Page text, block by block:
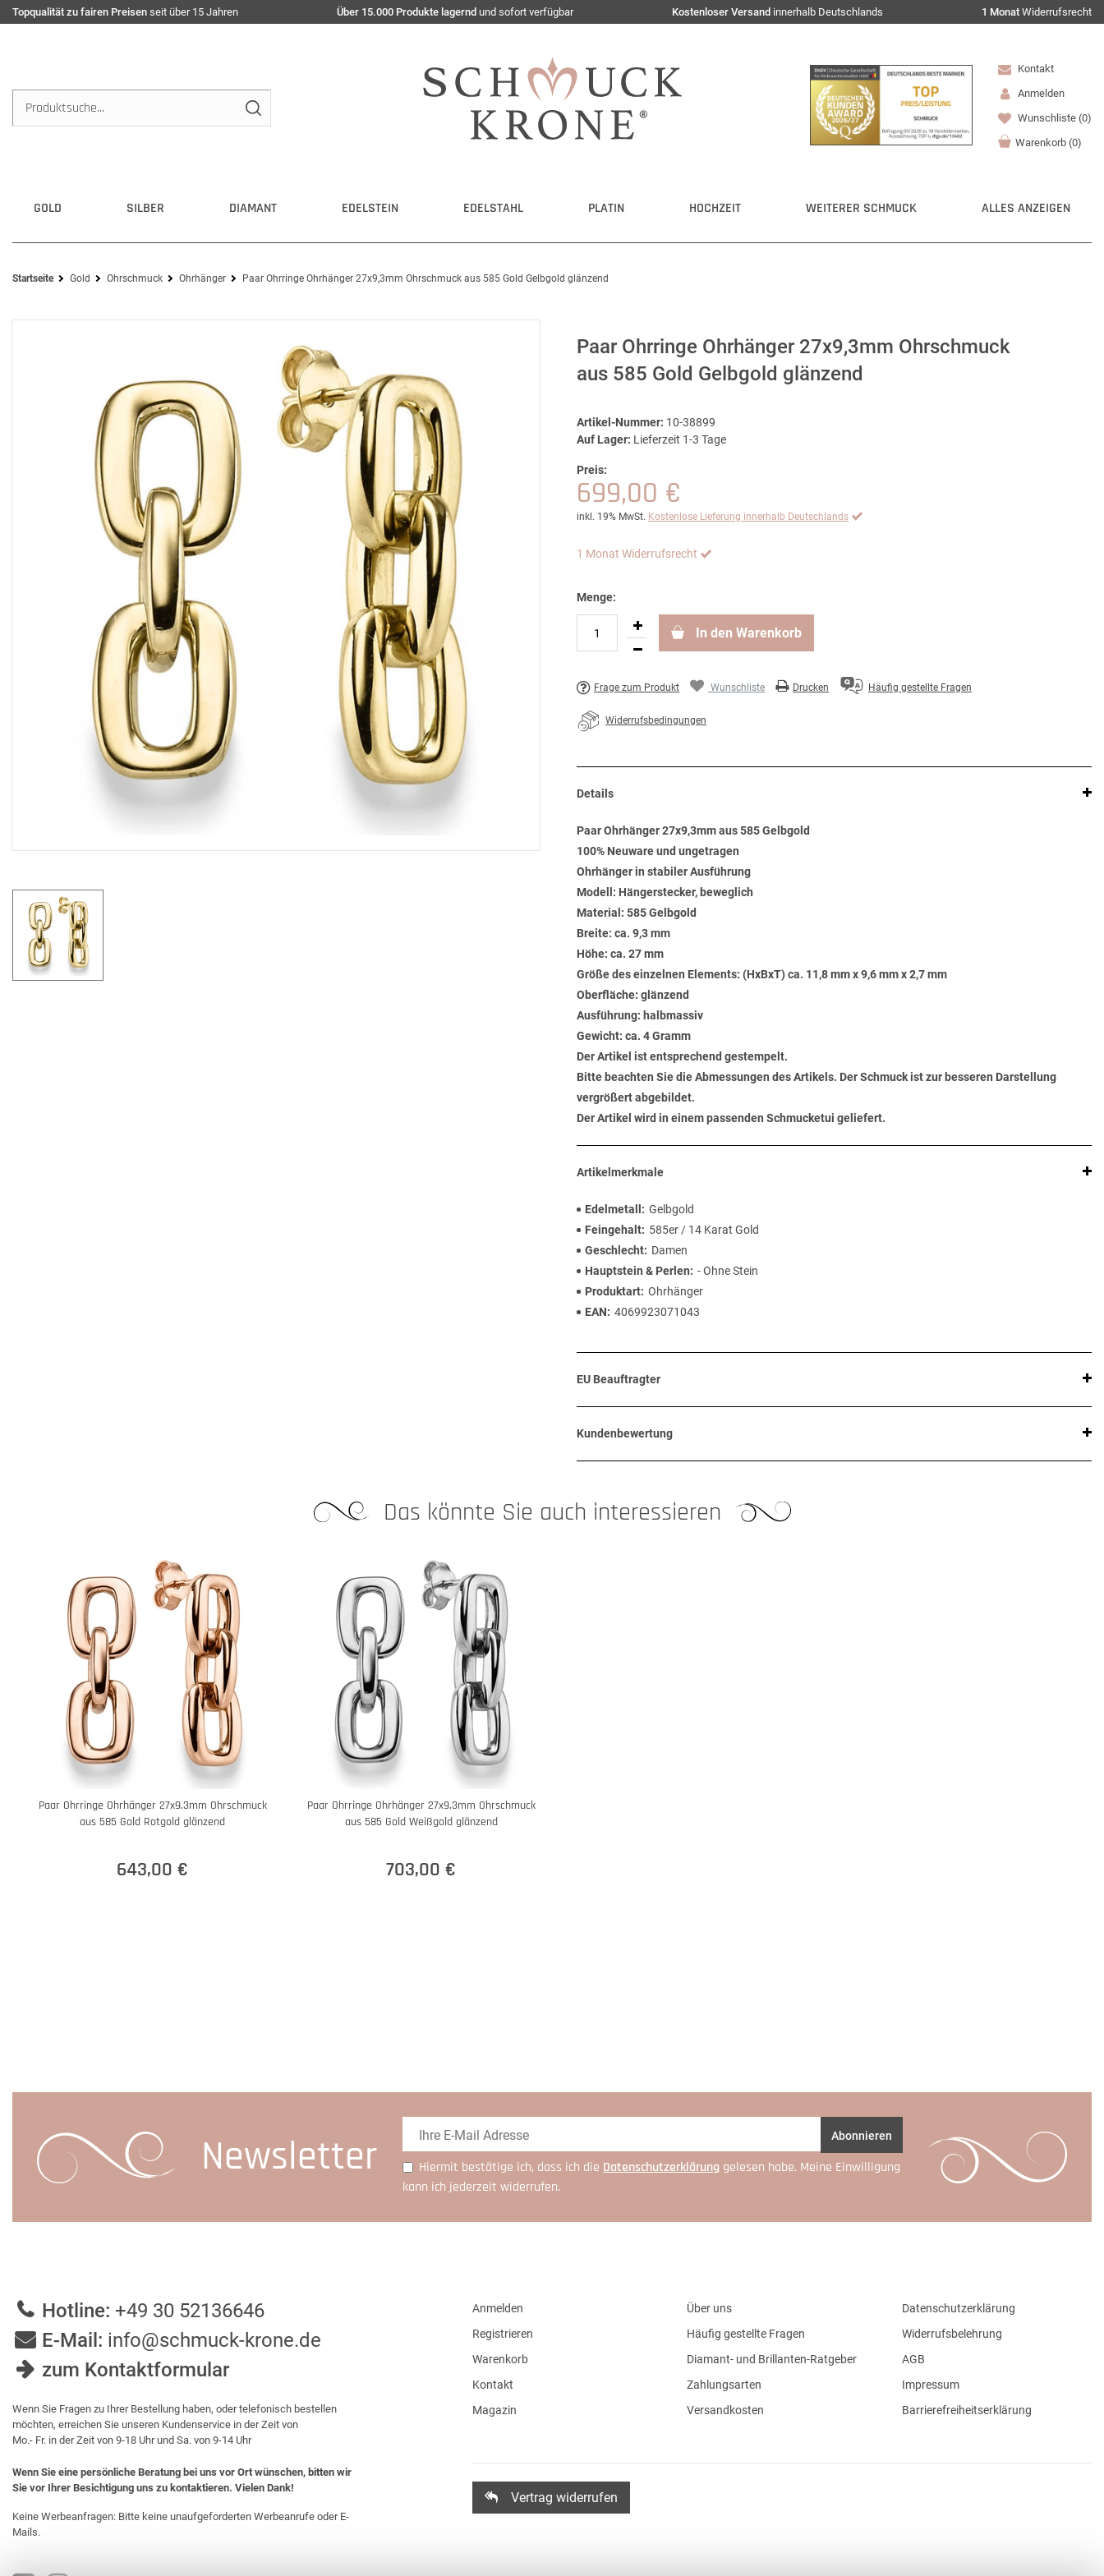
Topqualität zu fairen Preisen seit über 15 Jahren Über 15.000 Produkte lagernd und sofort verfügbar Kostenloser Versand innerhalb Deutschlands 1 Monat Widerrufsrecht
Kontakt
Anmelden
Wunschliste (0)
Warenkorb (0)
GOLD SILBER DIAMANT EDELSTEIN EDELSTAHL PLATIN HOCHZEIT WEITERER SCHMUCK ALLES ANZEIGEN
Startseite Gold Ohrschmuck Ohrhänger Paar Ohrringe Ohrhänger 27x9,3mm Ohrschmuck aus 585 Gold Gelbgold glänzend
Paar Ohrringe Ohrhänger 27x9,3mm Ohrschmuck
aus 585 Gold Gelbgold glänzend
Artikel-Nummer: 10-38899
Auf Lager: Lieferzeit 1-3 Tage
Preis:
699,00 €
inkl. 19% MwSt. Kostenlose Lieferung innerhalb Deutschlands
1 Monat Widerrufsrecht
Menge:
In den Warenkorb
Frage zum Produkt Wunschliste Drucken Häufig gestellte Fragen
Widerrufsbedingungen
Details
Paar Ohrhänger 27x9,3mm aus 585 Gelbgold
100% Neuware und ungetragen
Ohrhänger in stabiler Ausführung
Modell: Hängerstecker, beweglich
Material: 585 Gelbgold
Breite: ca. 9,3 mm
Höhe: ca. 27 mm
Größe des einzelnen Elements: (HxBxT) ca. 11,8 mm x 9,6 mm x 2,7 mm
Oberfläche: glänzend
Ausführung: halbmassiv
Gewicht: ca. 4 Gramm
Der Artikel ist entsprechend gestempelt.
Bitte beachten Sie die Abmessungen des Artikels. Der Schmuck ist zur besseren Darstellung
vergrößert abgebildet.
Der Artikel wird in einem passenden Schmucketui geliefert.
Artikelmerkmale
Edelmetall
Gelbgold
Feingehalt
585er / 14 Karat Gold
Geschlecht
Damen
Hauptstein & Perlen
- Ohne Stein
Produktart Ohrhänger
EAN
4069923071043
EU Beauftragter
Kundenbewertung
Das könnte Sie auch interessieren
Paar Ohrringe Ohrhänger 27x9,3mm Ohrschmuck
aus 585 Gold Rotgold glänzend
643,00 €
Paar Ohrringe Ohrhänger 27x9,3mm Ohrschmuck
aus 585 Gold Weißgold glänzend
703,00 €
Newsletter Abonnieren
Hiermit bestätige ich, dass ich die Daten­schutz­erklärung gelesen habe. Meine Einwilligung
kann ich jederzeit widerrufen.
Hotline: +49 30 52136646
E-Mail: info@schmuck-krone.de
zum Kontaktformular
Wenn Sie Fragen zu Ihrer Bestellung haben, oder telefonisch bestellen
möchten, erreichen Sie unseren Kundenservice in der Zeit von
Mo.- Fr. in der Zeit von 9-18 Uhr und Sa. von 9-14 Uhr
Wenn Sie eine persönliche Beratung bei uns vor Ort wünschen, bitten wir
Sie vor Ihrer Besichtigung uns zu kontaktieren. Vielen Dank!
Keine Werbeanfragen: Bitte keine unaufgeforderten Werbeanrufe oder E-
Mails.
Anmelden
Registrieren
Warenkorb
Kontakt
Magazin
Über uns
Häufig gestellte Fragen
Diamant- und Brillanten-Ratgeber
Zahlungsarten
Versandkosten
Datenschutzerklärung
Widerrufsbelehrung
AGB
Impressum
Barrierefreiheitserklärung
Vertrag widerrufen